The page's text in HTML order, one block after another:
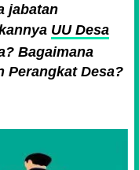
jabatan
UU Desa
Bagaimana
Perangkat Desa?